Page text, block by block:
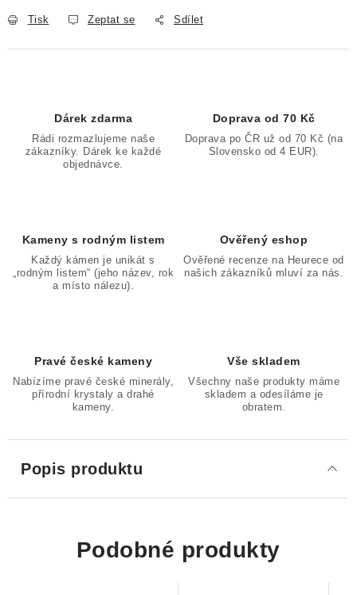
Tisk Zeptat se Sdílet
Dárek zdarma
Rádi rozmazlujeme naše
zákazníky. Dárek ke každé
objednávce.
Doprava od 70 Kč
Doprava po ČR už od 70 Kč (na
Slovensko od 4 EUR).
Kameny s rodným listem
Každý kámen je unikát s
„rodným listem“ (jeho název, rok
a místo nálezu).
Ověřený eshop
Ověřené recenze na Heurece od
našich zákazníků mluví za nás.
Pravé české kameny
Nabízíme pravé české minerály,
přírodní krystaly a drahé
kameny.
Vše skladem
Všechny naše produkty máme
skladem a odesíláme je
obratem.
Popis produktu
Podobné produkty